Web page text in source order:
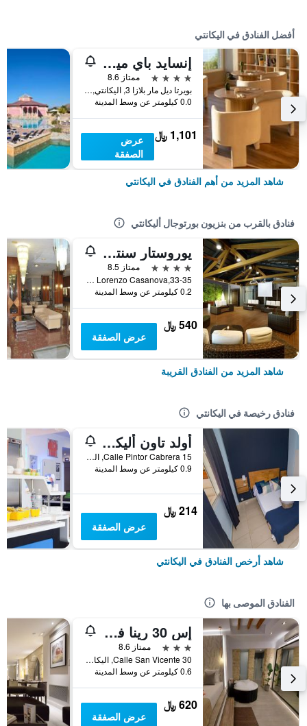
أفضل الفنادق في اليكانتي
إنسايد باي ميليا أليكانتي بورتا ماريس
4 نجوم
ممتاز 8.6
بويرتا ديل مار بلازا 3, اليكانتي, منطقة بلنسية, أسبانيا
0.0 كيلومتر عن وسط المدينة
1,101 ﷼
عرض
الصفقة
شاهد المزيد من أهم الفنادق في اليكانتي
فنادق بالقرب من بنزيون بورتوجال أليكانتي
يوروستار سنتروم أليكانتي
4 نجوم
ممتاز 8.5
Calle Del Pintor Lorenzo Casanova,33-35, اليكانتي, منطقة بلنسية, أسبانيا
0.2 كيلومتر عن وسط المدينة
540 ﷼
عرض الصفقة
شاهد المزيد من الفنادق القريبة
فنادق رخيصة في اليكانتي
أولد تاون أليكانتي
15 Calle Pintor Cabrera, اليكانتي, منطقة بلنسية, أسبانيا
0.9 كيلومتر عن وسط المدينة
214 ﷼
عرض الصفقة
شاهد أرخص الفنادق في اليكانتي
الفنادق الموصى بها
إس 30 رينا فيكتوريا سويتس
3 نجوم
ممتاز 8.6
Calle San Vicente 30, اليكانتي, منطقة بلنسية, أسبانيا
0.6 كيلومتر عن وسط المدينة
620 ﷼
عرض الصفقة